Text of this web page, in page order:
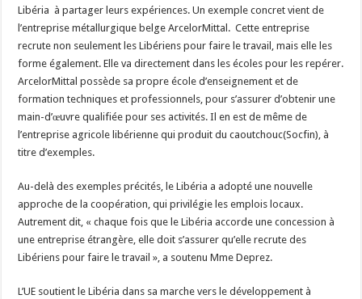
Libéria à partager leurs expériences. Un exemple concret vient de
l’entreprise métallurgique belge ArcelorMittal. Cette entreprise
recrute non seulement les Libériens pour faire le travail, mais elle les
forme également. Elle va directement dans les écoles pour les repérer.
ArcelorMittal possède sa propre école d’enseignement et de
formation techniques et professionnels, pour s’assurer d’obtenir une
main-d’œuvre qualifiée pour ses activités. Il en est de même de
l’entreprise agricole libérienne qui produit du caoutchouc(Socfin), à
titre d’exemples.
Au-delà des exemples précités, le Libéria a adopté une nouvelle
approche de la coopération, qui privilégie les emplois locaux.
Autrement dit, « chaque fois que le Libéria accorde une concession à
une entreprise étrangère, elle doit s’assurer qu’elle recrute des
Libériens pour faire le travail », a soutenu Mme Deprez.
L’UE soutient le Libéria dans sa marche vers le développement à